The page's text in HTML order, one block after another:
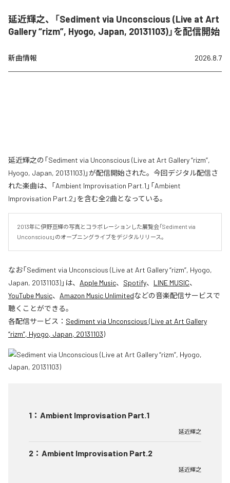
延近輝之、「Sediment via Unconscious (Live at Art
Gallery “rizm”, Hyogo, Japan, 20131103)」を配信開始
新曲情報 2026.8.7
延近輝之の「Sediment via Unconscious (Live at Art Gallery “rizm”,
Hyogo, Japan, 20131103)」が配信開始された。今回デジタル配信さ
れた楽曲は、「Ambient Improvisation Part.1」「Ambient
Improvisation Part.2」を含む全2曲となっている。
2013年に伊野亘輝の写真とコラボレーションした展覧会「Sediment via
Unconscious」のオープニングライブをデジタルリリース。
なお「Sediment via Unconscious (Live at Art Gallery “rizm”, Hyogo,
Japan, 20131103)」は、 Apple Music、 Spotify、 LINE MUSIC、
YouTube Music、 Amazon Music Unlimitedなどの音楽配信サービスで
聴くことができる。
各配信サービス： Sediment via Unconscious (Live at Art Gallery
“rizm”, Hyogo, Japan, 20131103)
1 ： Ambient Improvisation Part.1
延近輝之
2 ： Ambient Improvisation Part.2
延近輝之